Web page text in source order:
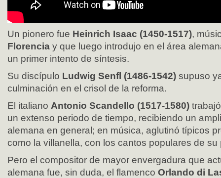
Un pionero fue Heinrich Isaac (1450-1517),
Florencia y que luego introdujo en el área
un primer intento de síntesis.
Su discípulo Ludwig Senfl (1486-1542) supuso
culminación en el crisol de la reforma.
El italiano Antonio Scandello (1517-1580)
un extenso periodo de tiempo, recibiendo un
alemana en general; en música, aglutinó típicos
como la villanella, con los cantos populares de
Pero el compositor de mayor envergadura que
alemana fue, sin duda, el flamenco Orlando di